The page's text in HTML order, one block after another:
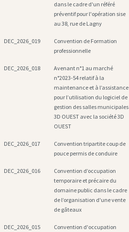
dans le cadre d'un référé
préventif pour l'opération sise
au 38, rue de Lagny
DEC_2026_019
Convention de Formation
professionnelle
DEC_2026_018
Avenant n°1 au marché
n°2023-54 relatif à la
maintenance et à l’assistance
pour l’utilisation du logiciel de
gestion des salles municipales
3D OUEST avec la société 3D
OUEST
DEC_2026_017
Convention tripartite coup de
pouce permis de conduire
DEC_2026_016
Convention d’occupation
temporaire et précaire du
domaine public dans le cadre
de l’organisation d'une vente
de gâteaux
DEC_2026_015
Convention d'occupation